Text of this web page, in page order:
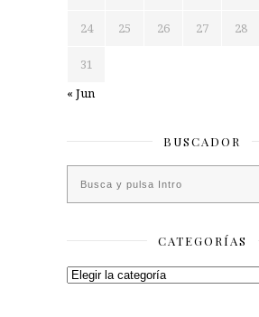
24 25 26 27 28
31
« Jun
BUSCADOR
CATEGORÍAS
Categorías